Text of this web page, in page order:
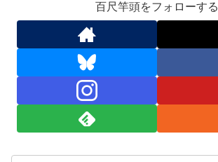
百尺竿頭をフォローする